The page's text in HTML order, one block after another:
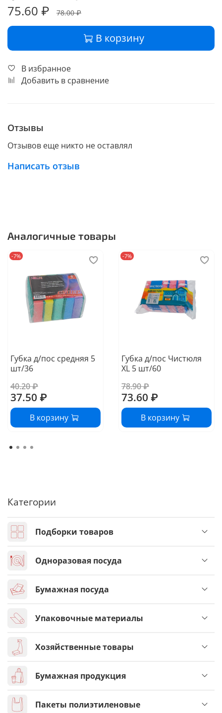
75.60 ₽ 78.00 ₽
В корзину
В избранное
Добавить в сравнение
Отзывы
Отзывов еще никто не оставлял
Написать отзыв
Аналогичные товары
-7%
Губка д/пос средняя 5
шт/36
40.20 ₽
37.50 ₽
В корзину
-7%
Губка д/пос Чистюля
XL 5 шт/60
78.90 ₽
73.60 ₽
В корзину
Категории
Подборки товаров
Одноразовая посуда
Бумажная посуда
Упаковочные материалы
Хозяйственные товары
Бумажная продукция
Пакеты полиэтиленовые